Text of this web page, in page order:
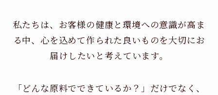
私たちは、お客様の健康と環境への意識が高ま
る中、 心を込めて作られた良いものを大切にお
届けしたいと考えています。
「どんな原料でできているか？」だけでなく、